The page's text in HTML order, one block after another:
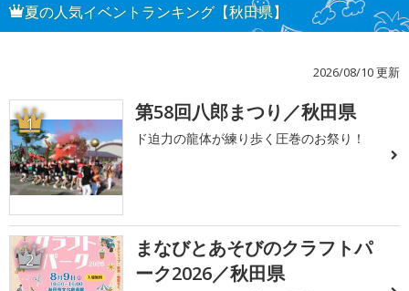
夏の人気イベントランキング【秋田県】
2026/08/10 更新
1 第58回八郎まつり／秋田県
ド迫力の龍体が練り歩く圧巻のお祭り！
2
まなびとあそびのクラフトパ
ーク2026／秋田県